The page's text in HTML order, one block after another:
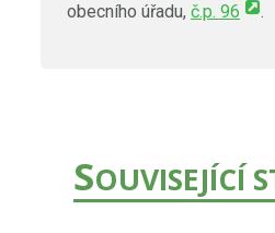
obecního úřadu, č.p. 96 .
SOUVISEJÍCÍ